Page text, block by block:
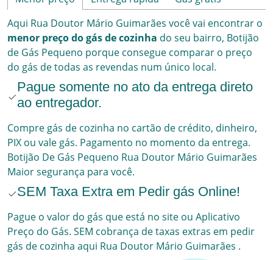
Aqui Rua Doutor Mário Guimarães você vai encontrar o
menor preço do gás de cozinha do seu bairro, Botijão
de Gás Pequeno porque consegue comparar o preço
do gás de todas as revendas num único local.
Pague somente no ato da entrega direto
ao entregador.
Compre gás de cozinha no cartão de crédito, dinheiro,
PIX ou vale gás. Pagamento no momento da entrega.
Botijão De Gás Pequeno Rua Doutor Mário Guimarães
Maior segurança para você.
SEM Taxa Extra em Pedir gás Online!
Pague o valor do gás que está no site ou Aplicativo
Preço do Gás. SEM cobrança de taxas extras em pedir
gás de cozinha aqui Rua Doutor Mário Guimarães .